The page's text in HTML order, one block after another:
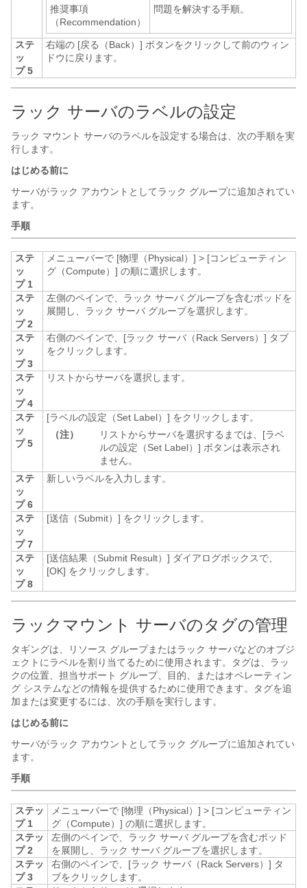
推奨事項
（Recommendation）
問題を解決する手順。
ステ
ッ
プ 5
右端の [戻る（Back）] ボタンをクリックして前のウィン
ドウに戻ります。
ラック サーバのラベルの設定
ラック マウント サーバのラベルを設定する場合は、次の手順を実
行します。
はじめる前に
サーバがラック アカウントとしてラック グループに追加されてい
ます。
手順
ステ
ッ
プ 1
メニューバーで [物理（Physical）] > [コンピューティン
グ（Compute）] の順に選択します。
ステ
ッ
プ 2
左側のペインで、ラック サーバ グループを含むポッドを
展開し、ラック サーバ グループを選択します。
ステ
ッ
プ 3
右側のペインで、[ラック サーバ（Rack Servers）] タブ
をクリックします。
ステ
ッ
プ 4
リストからサーバを選択します。
ステ
ッ
プ 5
[ラベルの設定（Set Label）] をクリックします。
（注）
リストからサーバを選択するまでは、[ラベ
ルの設定（Set Label）] ボタンは表示され
ません。
ステ
ッ
プ 6
新しいラベルを入力します。
ステ
ッ
プ 7
[送信（Submit）] をクリックします。
ステ
ッ
プ 8
[送信結果（Submit Result）] ダイアログボックスで、
[OK] をクリックします。
ラックマウント サーバのタグの管理
タギングは、リソース グループまたはラック サーバなどのオブジ
ェクトにラベルを割り当てるために使用されます。タグは、ラッ
クの位置、担当サポート グループ、目的、またはオペレーティン
グ システムなどの情報を提供するために使用できます。タグを追
加または変更するには、次の手順を実行します。
はじめる前に
サーバがラック アカウントとしてラック グループに追加されてい
ます。
手順
ステッ
プ 1
メニューバーで [物理（Physical）] > [コンピューティン
グ（Compute）] の順に選択します。
ステッ
プ 2
左側のペインで、ラック サーバ グループを含むポッド
を展開し、ラック サーバ グループを選択します。
ステッ
プ 3
右側のペインで、[ラック サーバ（Rack Servers）] タ
ブをクリックします。